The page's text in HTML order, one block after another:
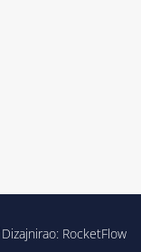
Dizajnirao: RocketFlow